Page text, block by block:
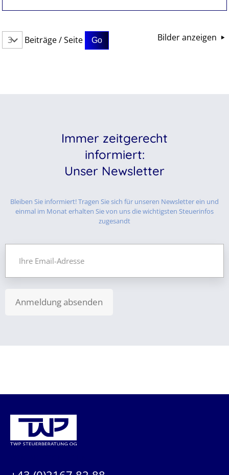
Beiträge / Seite Bilder anzeigen
Immer zeitgerecht
informiert:
Unser Newsletter
Bleiben Sie informiert! Tragen Sie sich für unseren Newsletter ein und
einmal im Monat erhalten Sie von uns die wichtigsten Steuerinfos
zugesandt
Anmeldung absenden